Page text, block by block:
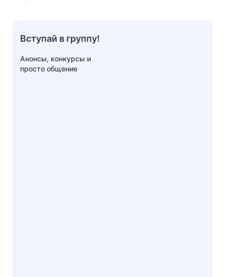
Вступай в группу!
Анонсы, конкурсы и
просто общение